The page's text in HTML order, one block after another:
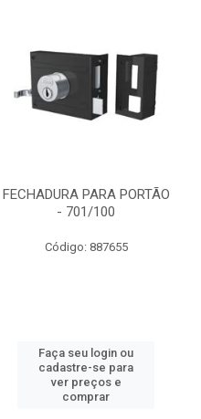
FECHADURA PARA PORTÃO
- 701/100
Código: 887655
Faça seu login ou
cadastre-se para
ver preços e
comprar